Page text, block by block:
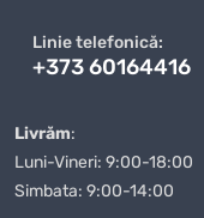
ușor articolul care
Cum se face o
O alegere bună
proiecte practice
dimensiunea,
Linie telefonică:
+373 60164416
Livrăm:
Luni-Vineri: 9:00-18:00
Simbata: 9:00-14:00